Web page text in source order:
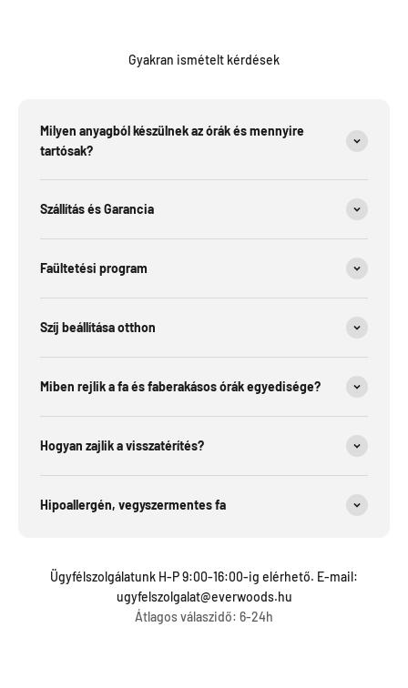
Gyakran ismételt kérdések
Milyen anyagból készülnek az órák és mennyire
tartósak?
Szállítás és Garancia
Faültetési program
Szíj beállítása otthon
Miben rejlik a fa és faberakásos órák egyedisége?
Hogyan zajlik a visszatérítés?
Hipoallergén, vegyszermentes fa
Ügyfélszolgálatunk H-P 9:00-16:00-ig elérhető. E-mail:
ugyfelszolgalat@everwoods.hu
Átlagos válaszidő: 6-24h